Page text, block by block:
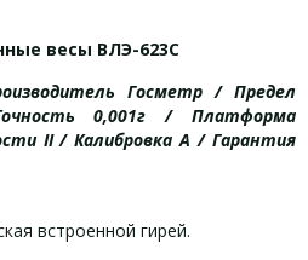
весы ВЛЭ-623С
Госметр / Предел
0,001г / Платформа
II / Калибровка А / Гарантия
встроенной гирей.